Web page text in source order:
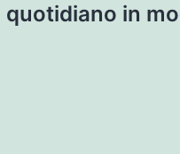
quotidiano in